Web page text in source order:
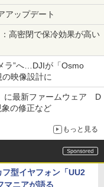
アップデート
高密閉で保冷効果が高い
ラ”へ…DJIが「Osmo
映像設計に
に最新ファームウェア D
の修正など
もっと見る
型イヤフォン「UU2
マニアが語る